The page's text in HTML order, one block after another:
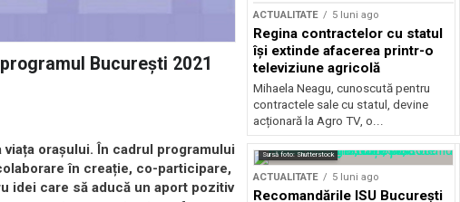
București 2021
orașului. În cadrul programului
în creație, co-participare,
idei care să aducă un aport pozitiv
ACTUALITATE 5 luni ago
Regina contractelor cu statul
își extinde afacerea printr-o
televiziune agricolă
Mihaela Neagu, cunoscută pentru
contractele sale cu statul, devine
acționară la Agro TV, o...
Sursă foto: Shutterstock
ACTUALITATE 5 luni ago
Recomandările ISU București